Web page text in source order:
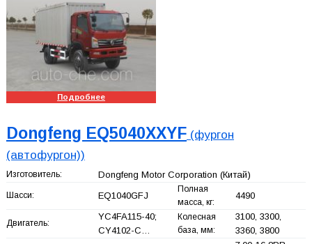
Подробнее
Dongfeng EQ5040XXYF(фургон
(автофургон))
Изготовитель: Dongfeng Motor Corporation (Китай)
Шасси: EQ1040GFJ
Полная
масса, кг:
4490
Двигатель:
YC4FA115-40;
CY4102-C…
Колесная
база, мм:
3100, 3300,
3360, 3800